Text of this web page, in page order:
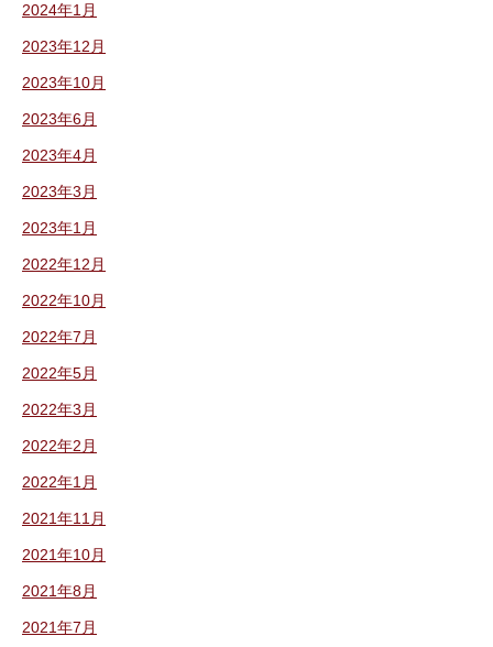
2024年1月
2023年12月
2023年10月
2023年6月
2023年4月
2023年3月
2023年1月
2022年12月
2022年10月
2022年7月
2022年5月
2022年3月
2022年2月
2022年1月
2021年11月
2021年10月
2021年8月
2021年7月